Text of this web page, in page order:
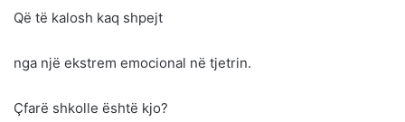
Që të kalosh kaq shpejt
nga një ekstrem emocional në tjetrin.
Çfarë shkolle është kjo?